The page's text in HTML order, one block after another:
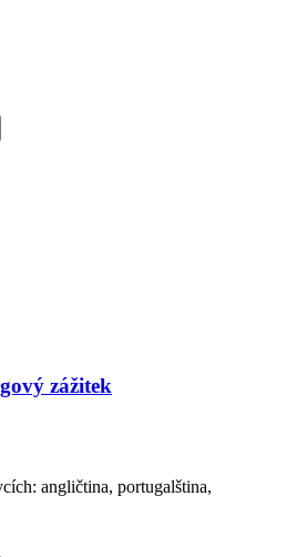
zážitek
angličtina, portugalština,